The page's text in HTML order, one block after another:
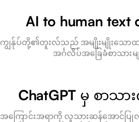
AI to human
ကျွန်ုပ်တို့၏တူးလ်သည် အမျိုးမျိုးသောထည့်
အင်္ဂလိပ်အခြေခံစာသား
ChatGPT မှ စာ
အကြောင်းအရာကို လူသားဆန်အောင်ပ